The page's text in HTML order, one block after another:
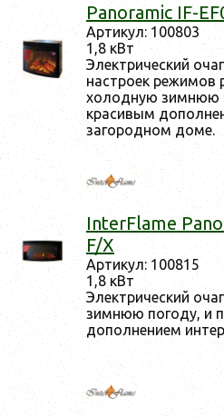
Panoramic IF-
Артикул: 100803
1,8 кВт
Электрический
настроек режимов
холодную зимнюю
красивым
загородном доме.
InterFlame
F/X
Артикул: 100815
1,8 кВт
Электрический
зимнюю погоду, и
дополнением